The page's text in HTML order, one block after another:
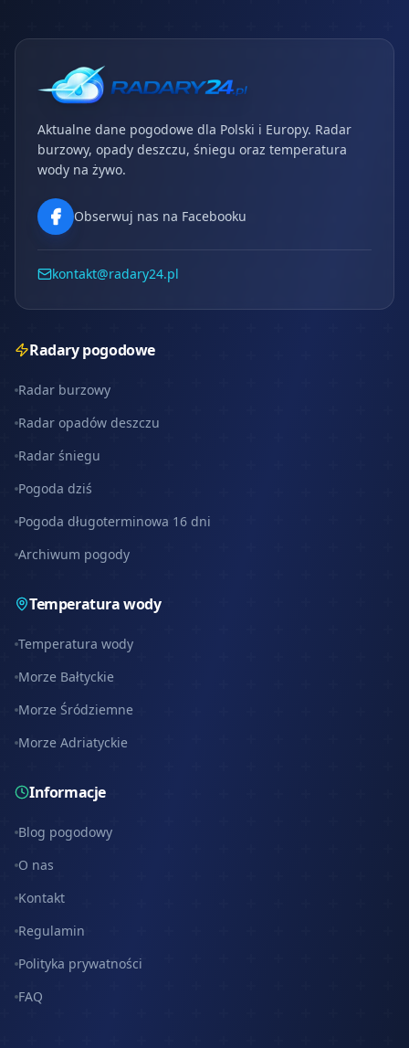
Aktualne dane pogodowe dla Polski i Europy. Radar
burzowy, opady deszczu, śniegu oraz temperatura
wody na żywo.
Obserwuj nas na Facebooku
kontakt@radary24.pl
Radary pogodowe
Radar burzowy
Radar opadów deszczu
Radar śniegu
Pogoda dziś
Pogoda długoterminowa 16 dni
Archiwum pogody
Temperatura wody
Temperatura wody
Morze Bałtyckie
Morze Śródziemne
Morze Adriatyckie
Informacje
Blog pogodowy
O nas
Kontakt
Regulamin
Polityka prywatności
FAQ